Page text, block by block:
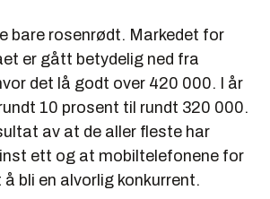
bare rosenrødt. Markedet for
er gått betydelig ned fra
det lå godt over 420 000. I år
10 prosent til rundt 320 000.
av at de aller fleste har
ett og at mobiltelefonene for
bli en alvorlig konkurrent.